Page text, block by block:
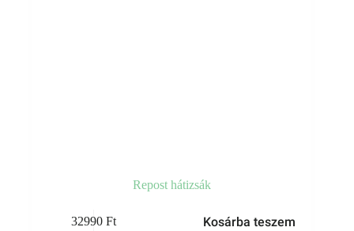
Repost hátizsák
32990Ft Kosárba teszem